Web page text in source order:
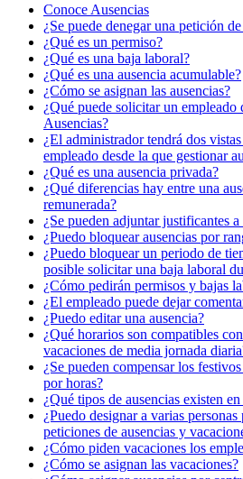
Conoce Ausencias
¿Se puede denegar una petición de
¿Qué es un permiso?
¿Qué es una baja laboral?
¿Qué es una ausencia acumulable?
¿Cómo se asignan las ausencias?
¿Qué puede solicitar un empleado
Ausencias?
¿El administrador tendrá dos
empleado desde la que gestionar
¿Qué es una ausencia privada?
¿Qué diferencias hay entre una
remunerada?
¿Se pueden adjuntar justificantes
¿Puedo bloquear ausencias por
¿Puedo bloquear un periodo de
posible solicitar una baja laboral
¿Cómo pedirán permisos y bajas
¿El empleado puede dejar
¿Puedo editar una ausencia?
¿Qué horarios son compatibles
vacaciones de media jornada
¿Se pueden compensar los
por horas?
¿Qué tipos de ausencias existen en
¿Puedo designar a varias
peticiones de ausencias y
¿Cómo piden vacaciones los
¿Cómo se asignan las vacaciones?